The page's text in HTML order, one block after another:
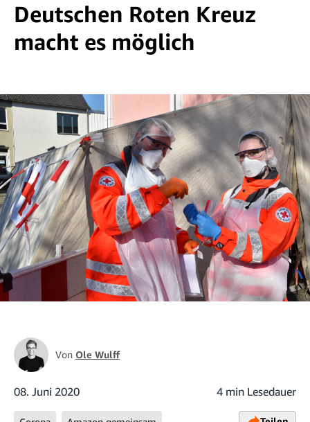
Deutschen Roten Kreuz
macht es möglich
Von Ole Wulff
08. Juni 2020 4 min Lesedauer